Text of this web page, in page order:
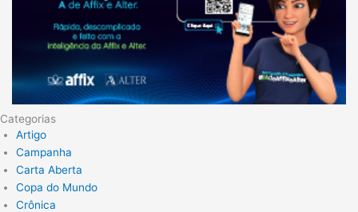
Categorias
Artigo
Campanha
Carta Aberta
Copa do Mundo
Crônica